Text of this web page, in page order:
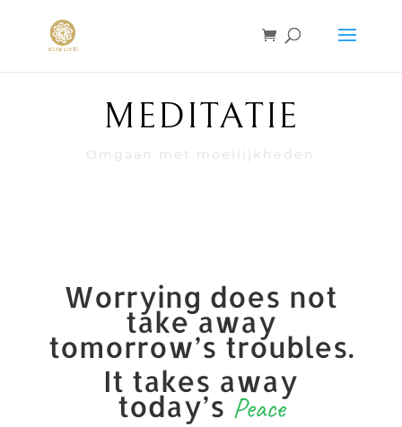
MEDITATIE
Omgaan met moeilijkheden
Worrying does not
take away
tomorrow’s troubles.
It takes away
today’s Peace